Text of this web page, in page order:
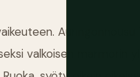
valkoisen marmorin